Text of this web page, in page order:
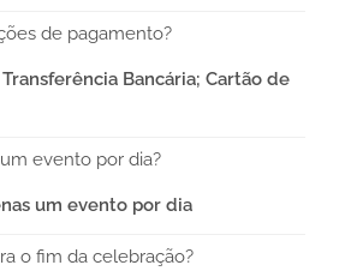
de pagamento?
Bancária; Cartão de
evento por dia?
um evento por dia
o fim da celebração?